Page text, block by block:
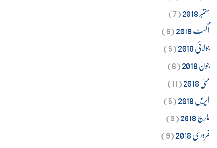
ستمبر 2018
(7)
اگست 2018
(6)
جولائی 2018
(5)
جون 2018
(6)
مئی 2018
(11)
اپریل 2018
(5)
مارچ 2018
(9)
فروری 2018
(9)